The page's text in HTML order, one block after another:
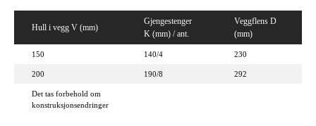
Hull i vegg V (mm)
Gjengestenger
K (mm) / ant.
Veggflens D
(mm)
150 140/4 230
200 190/8 292
Det tas forbehold om
konstruksjonsendringer